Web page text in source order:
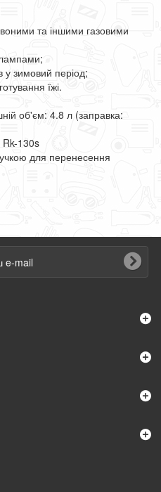
та іншими газовими
у зимовий період;
їжі.
об'єм: 4.8 л (заправка:
Rk-130s
для перенесення